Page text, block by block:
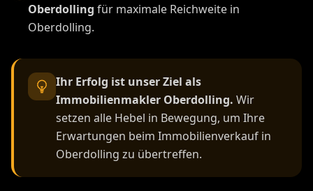
Oberdolling für maximale Reichweite in
Oberdolling.
Ihr Erfolg ist unser Ziel als
Immobilienmakler Oberdolling. Wir
setzen alle Hebel in Bewegung, um Ihre
Erwartungen beim Immobilienverkauf in
Oberdolling zu übertreffen.